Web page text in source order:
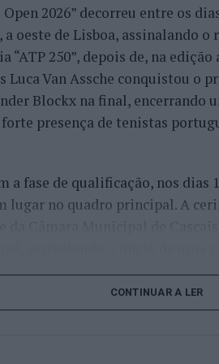
2026” decorreu entre os
a oeste de Lisboa, assinalando
“ATP 250”, depois de, na
Luca Van Assche conquistou o
Blockx na final, encerrando
presença de tenistas
a fase de qualificação, nos dias
lugar no quadro principal. A
calendário internacional do ténis.
de última hora de jogadores
CONTINUAR A LER